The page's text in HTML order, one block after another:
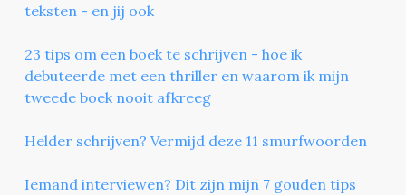
teksten - en jij ook
23 tips om een boek te schrijven - hoe ik
debuteerde met een thriller en waarom ik mijn
tweede boek nooit afkreeg
Helder schrijven? Vermijd deze 11 smurfwoorden
Iemand interviewen? Dit zijn mijn 7 gouden tips